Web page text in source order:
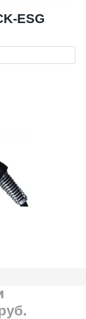
ESG